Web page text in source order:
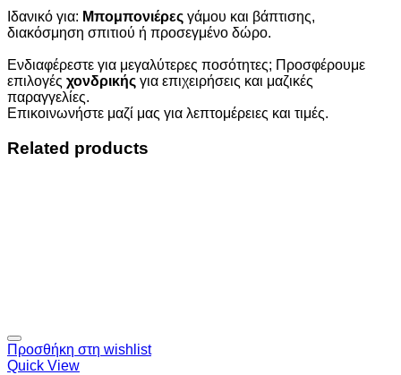
Ιδανικό για: Μπομπονιέρες γάμου και βάπτισης,
διακόσμηση σπιτιού ή προσεγμένο δώρο.
Ενδιαφέρεστε για μεγαλύτερες ποσότητες; Προσφέρουμε
επιλογές χονδρικής για επιχειρήσεις και μαζικές
παραγγελίες.
Επικοινωνήστε μαζί μας για λεπτομέρειες και τιμές.
Related products
Προσθήκη στη wishlist
Quick View